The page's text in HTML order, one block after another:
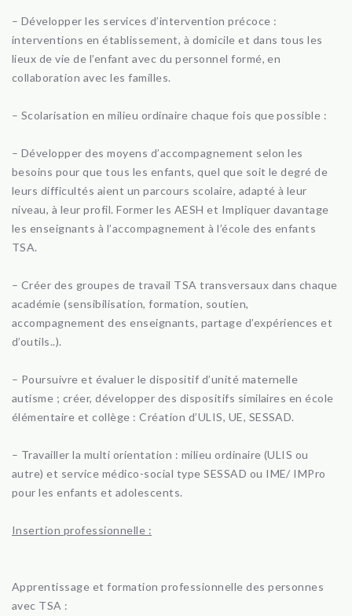
– Développer les services d’intervention précoce :
interventions en établissement, à domicile et dans tous les
lieux de vie de l’enfant avec du personnel formé, en
collaboration avec les familles.
– Scolarisation en milieu ordinaire chaque fois que possible :
– Développer des moyens d’accompagnement selon les
besoins pour que tous les enfants, quel que soit le degré de
leurs difficultés aient un parcours scolaire, adapté à leur
niveau, à leur profil. Former les AESH et Impliquer davantage
les enseignants à l’accompagnement à l’école des enfants
TSA.
– Créer des groupes de travail TSA transversaux dans chaque
académie (sensibilisation, formation, soutien,
accompagnement des enseignants, partage d’expériences et
d’outils..).
– Poursuivre et évaluer le dispositif d’unité maternelle
autisme ; créer, développer des dispositifs similaires en école
élémentaire et collège : Création d’ULIS, UE, SESSAD.
– Travailler la multi orientation : milieu ordinaire (ULIS ou
autre) et service médico-social type SESSAD ou IME/ IMPro
pour les enfants et adolescents.
Insertion professionnelle :
Apprentissage et formation professionnelle des personnes
avec TSA :